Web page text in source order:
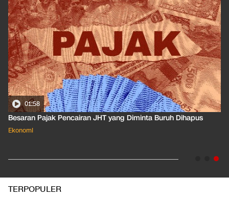
01:50
Apa Arti Peringkat Kredit Indonesia yang Dirilis S&P Global
Dkk?
TERPOPULER